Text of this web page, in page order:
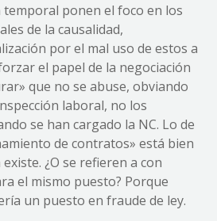
ponen el foco en los
de la causalidad,
por el mal uso de estos a
el papel de la negociación
que no se abuse, obviando
laboral, no los
se han cargado la NC. Lo de
de contratos» está bien
¿O se refieren a con
el mismo puesto? Porque
un puesto en fraude de ley.